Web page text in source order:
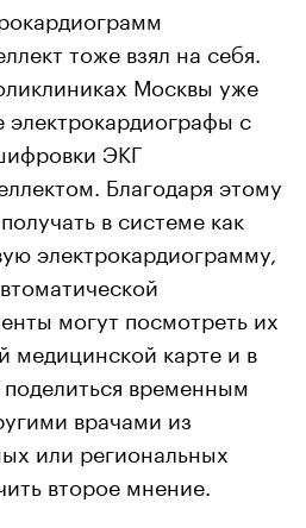
тоже взял на себя.
Москвы уже
с
ЭКГ
Благодаря этому
в системе как
электрокардиограмму,
могут посмотреть их
медицинской карте и в
временным
врачами из
или региональных
второе мнение.